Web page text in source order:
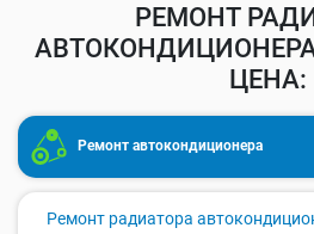
РЕМОНТ
АВТОКОНДИЦИОНЕРА
ЦЕНА:
Ремонт автокондиционера
Ремонт радиатора